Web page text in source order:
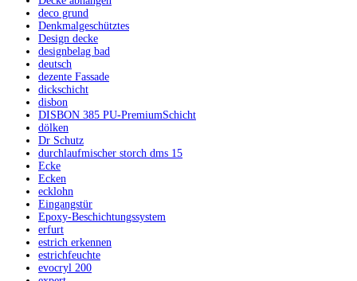
deco grund
Denkmalgeschütztes
Design decke
designbelag bad
deutsch
dezente Fassade
dickschicht
disbon
DISBON 385 PU-PremiumSchicht
dölken
Dr Schutz
durchlaufmischer storch dms 15
Ecke
Ecken
ecklohn
Eingangstür
Epoxy-Beschichtungssystem
erfurt
estrich erkennen
estrichfeuchte
evocryl 200